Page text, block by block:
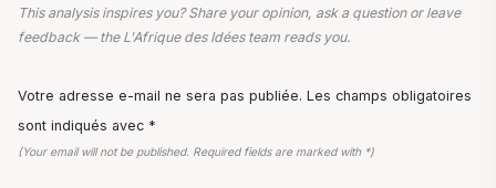
This analysis inspires you? Share your opinion, ask a question or leave
feedback — the L'Afrique des Idées team reads you.
Votre adresse e-mail ne sera pas publiée. Les champs obligatoires
sont indiqués avec *
(Your email will not be published. Required fields are marked with *)